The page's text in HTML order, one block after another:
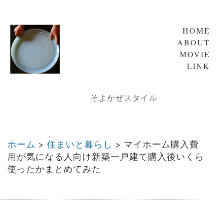
HOME
ABOUT
MOVIE
LINK
そよかぜスタイル
ホーム > 住まいと暮らし > マイホーム購入費
用が気になる人向け新築一戸建て購入後いくら
使ったかまとめてみた